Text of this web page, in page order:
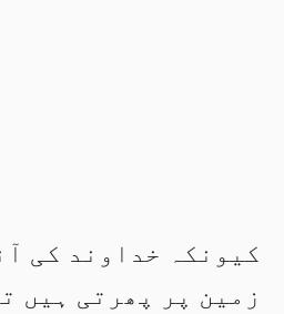
کیونکہ خداوند کی
زمین پر پھرتی ہیں